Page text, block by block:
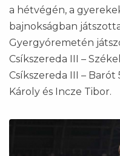
a hétvégén, a
bajnokságban
Gyergyóremetén
Csíkszereda III –
Csíkszereda III – Barót
Károly és Incze Tibor.